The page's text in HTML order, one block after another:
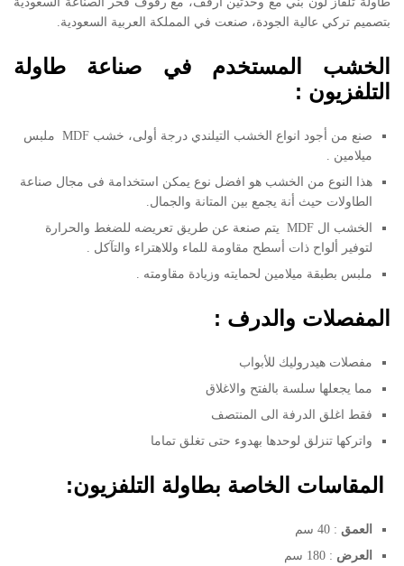
بتصميم تركي عالية الجودة، صنعت في المملكة العربية السعودية.
الخشب المستخدم في صناعة طاولة
التلفزيون :
صنع من أجود انواع الخشب التيلندي درجة أولى، خشب MDF ملبس
ميلامين .
هذا النوع من الخشب هو افضل نوع يمكن استخدامة فى مجال صناعة
الطاولات حيث أنة يجمع بين المتانة والجمال.
الخشب ال MDF يتم صنعة عن طريق تعريضه للضغط والحرارة
لتوفير ألواح ذات أسطح مقاومة للماء وللاهتراء والتآكل .
ملبس بطبقة ميلامين لحمايته وزيادة مقاومته .
المفصلات والدرف :
مفصلات هيدروليك للأبواب
مما يجعلها سلسة بالفتح والاغلاق
فقط اغلق الدرفة الى المنتصف
واتركها تنزلق لوحدها بهدوء حتى تغلق تماما
المقاسات الخاصة بطاولة التلفزيون:
العمق : 40 سم
العرض : 180 سم